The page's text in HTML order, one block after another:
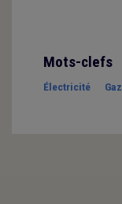
Mots-clefs
Électricité Gaz